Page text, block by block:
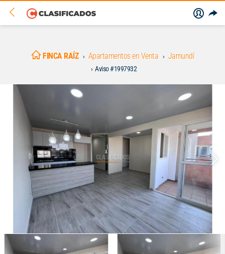
FINCA RAÍZ Apartamentos en Venta Jamundí
Aviso #1997932